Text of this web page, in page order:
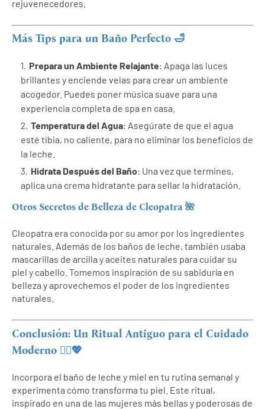
rejuvenecedores.
Más Tips para un Baño Perfecto 🛁
Prepara un Ambiente Relajante: Apaga las luces
brillantes y enciende velas para crear un ambiente
acogedor. Puedes poner música suave para una
experiencia completa de spa en casa.
Temperatura del Agua: Asegúrate de que el agua
esté tibia, no caliente, para no eliminar los beneficios de
la leche.
Hidrata Después del Baño: Una vez que termines,
aplica una crema hidratante para sellar la hidratación.
Otros Secretos de Belleza de Cleopatra 🌺
Cleopatra era conocida por su amor por los ingredientes
naturales. Además de los baños de leche, también usaba
mascarillas de arcilla y aceites naturales para cuidar su
piel y cabello. Tomemos inspiración de su sabiduría en
belleza y aprovechemos el poder de los ingredientes
naturales.
Conclusión: Un Ritual Antiguo para el Cuidado
Moderno 💆‍♀️💖
Incorpora el baño de leche y miel en tu rutina semanal y
experimenta cómo transforma tu piel. Este ritual,
inspirado en una de las mujeres más bellas y poderosas de